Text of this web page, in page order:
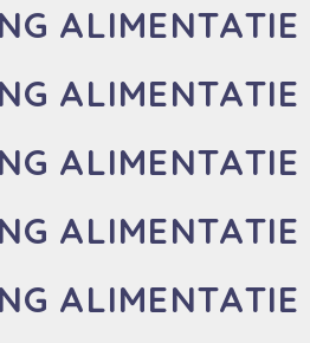
ALIMENTATIE
ALIMENTATIE